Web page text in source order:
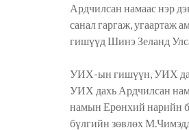
Ардчилсан намаас нэр
санал гаргаж, угаартаж
гишүүд Шинэ Зеланд
УИХ-ын гишүүн, УИХ
УИХ дахь Ардчилсан
намын Ерөнхий нарийн
бүлгийн зөвлөх